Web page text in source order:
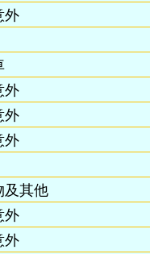
外
外
外
外
及其他
外
外